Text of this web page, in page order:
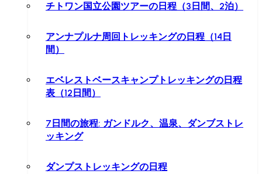
チトワン国立公園ツアーの日程（3日間、2泊）
アンナプルナ周回トレッキングの日程（14日
間）
エベレストベースキャンプトレッキングの日程
表（12日間）
7日間の旅程: ガンドルク、温泉、ダンブストレ
ッキング
ダンプストレッキングの日程